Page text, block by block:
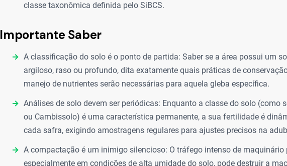
classe taxonômica definida pelo SiBCS.
Importante Saber
A classificação do solo é o ponto de partida: Saber se a área possui um
argiloso, raso ou profundo, dita exatamente quais práticas de
manejo de nutrientes serão necessárias para aquela gleba específica.
Análises de solo devem ser periódicas: Enquanto a classe do solo (como
ou Cambissolo) é uma característica permanente, a sua fertilidade é
cada safra, exigindo amostragens regulares para ajustes precisos na
A compactação é um inimigo silencioso: O tráfego intenso de maquinário
especialmente em condições de alta umidade do solo, pode destruir a